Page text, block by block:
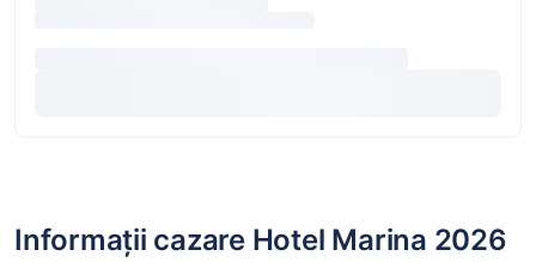
Informații cazare Hotel Marina 2026